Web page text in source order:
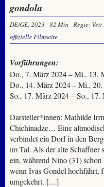
gondola
DE/GE, 2023 82 Min Regie: Veit
offizielle Filmseite
Vorführungen:
Do., 7. März 2024 – Mi., 13.
Do., 14. März 2024 – Mi.,
So., 17. März 2024 – So.,
Darsteller*innen: Mathilde
Chichinadze… Eine
verbindet ein Dorf in den
im Tal. Als der alte Schaffner
ein, während Nino (31)
wenn Ivas Gondel hochfährt,
umgekehrt. […]